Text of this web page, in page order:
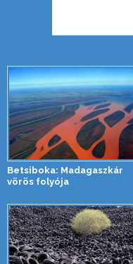
Betsiboka: Madagaszkár
vörös folyója